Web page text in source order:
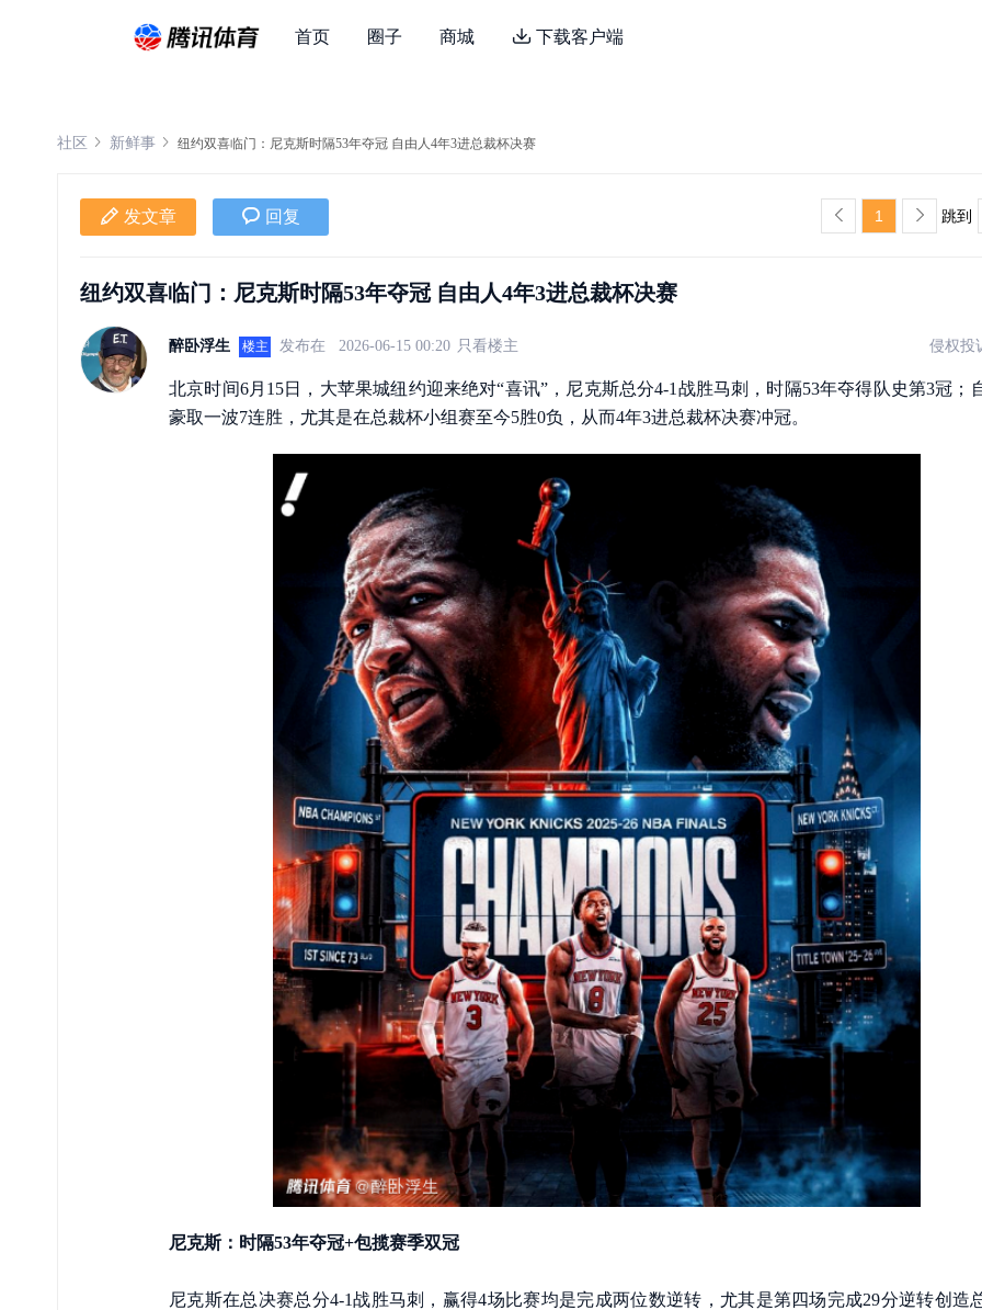
社区 新鲜事 纽约双喜临门：尼克斯时隔53年夺冠 自由人4年3进总裁杯决赛
发文章 回复 1 跳到
纽约双喜临门：尼克斯时隔53年夺冠 自由人4年3进总裁杯决赛
醉卧浮生 楼主 发布在 2026-06-15 00:20 只看楼主 侵权投
北京时间6月15日，大苹果城纽约迎来绝对“喜讯”，尼克斯总分4-1战胜马刺，时隔53年夺得队史第3冠；
豪取一波7连胜，尤其是在总裁杯小组赛至今5胜0负，从而4年3进总裁杯决赛冲冠。
尼克斯：时隔53年夺冠+包揽赛季双冠
尼克斯在总决赛总分4-1战胜马刺，赢得4场比赛均是完成两位数逆转，尤其是第四场完成29分逆转创造
首页 圈子 商城 下载客户端